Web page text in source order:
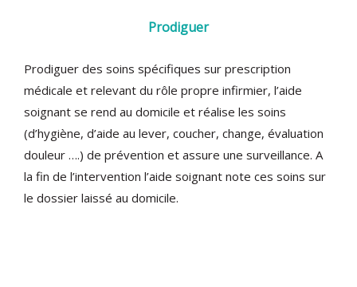
Prodiguer
Prodiguer des soins spécifiques sur prescription
médicale et relevant du rôle propre infirmier, l’aide
soignant se rend au domicile et réalise les soins
(d’hygiène, d’aide au lever, coucher, change, évaluation
douleur ….) de prévention et assure une surveillance. A
la fin de l’intervention l’aide soignant note ces soins sur
le dossier laissé au domicile.